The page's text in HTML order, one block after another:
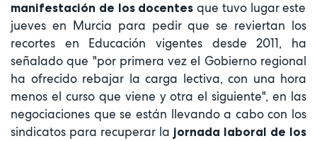
manifestación de los docentes que tuvo lugar este
jueves en Murcia para pedir que se reviertan los
recortes en Educación vigentes desde 2011, ha
señalado que "por primera vez el Gobierno regional
ha ofrecido rebajar la carga lectiva, con una hora
menos el curso que viene y otra el siguiente", en las
negociaciones que se están llevando a cabo con los
sindicatos para recuperar la jornada laboral de los